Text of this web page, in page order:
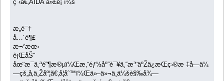
ç¨‹ã€‚AIDA ä»£è¡¨ï¼š
æ„è¯†
å…´è¶£
æ¬²æœ›
è¡ŒåŠ¨
åœ¨æ¯ä¸ªé˜¶æ®µï¼Œæ‚¨éƒ½åº”è¯¥ä¸“æ³¨äºŽä¿æŒç›®æ ‡å—ä¼
—çš„å‚ä¸Žåº¦ã€‚å¦åˆ™ï¼Œä»–ä»¬ä¸ä¼šè§‰å¾—